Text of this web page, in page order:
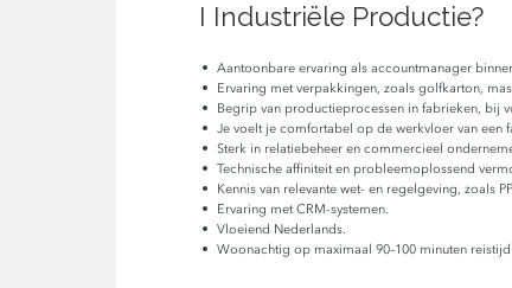
I Industriële Productie?
Aantoonbare ervaring als accountmanager
Ervaring met verpakkingen, zoals golfkarton,
Begrip van productieprocessen in fabrieken, bij
Je voelt je comfortabel op de werkvloer van een
Sterk in relatiebeheer en commercieel
Technische affiniteit en probleemoplossend
Kennis van relevante wet- en regelgeving, zoals
Ervaring met CRM-systemen.
Vloeiend Nederlands.
Woonachtig op maximaal 90–100 minuten